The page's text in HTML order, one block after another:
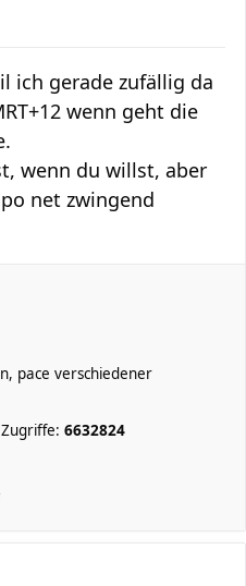
ich gerade zufällig da
wenn geht die
wenn du willst, aber
net zwingend
pace verschiedener
Zugriffe: 6632824